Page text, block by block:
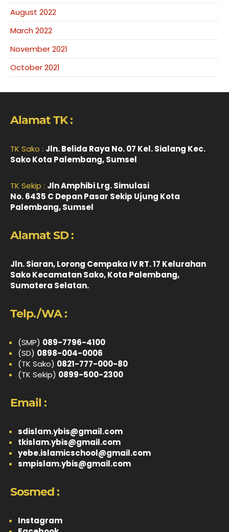
August 2022
March 2022
November 2021
October 2021
Alamat TK :
TK Sako : Jln. Belida Raya No. 07 Kel. Sialang Kec.
Sako Kota Palembang, Sumsel
TK Sekip : Jln Amphibi Lrg. Simulasi
No. 6435 C Depan Pasar Sekip Ujung Kota
Palembang, Sumsel
Alamat SD :
Jln. Siaran, Lorong Cempaka IV RT. 17 Kelurahan
Sako Kecamatan Sako, Kota Palembang,
Sumatera Selatan.
Telp./WA :
(SMP) 089-7796-4100
(SD) 0898-004-0006
(TK Sako) 0821-777-000-80
(TK Sekip) 0899-500-2300
Email :
sdislam.ybis@gmail.com
tkislam.ybis@gmail.com
yebe.islamicschool@gmail.com
smpislam.ybis@gmail.com
Sosmed :
Instagram